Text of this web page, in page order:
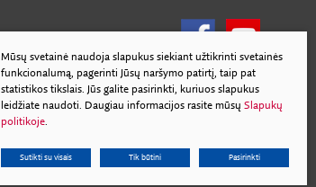
© 2017 Visos teisės saugomos. Sprendimas:TEXUS
Mūsų svetainė naudoja slapukus siekiant užtikrinti svetainės
funkcionalumą, pagerinti Jūsų naršymo patirtį, taip pat
statistikos tikslais. Jūs galite pasirinkti, kuriuos slapukus
leidžiate naudoti. Daugiau informacijos rasite mūsų Slapukų
politikoje.
Sutikti su visais Tik būtini Pasirinkti